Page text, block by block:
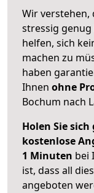
Wir verstehen,
stressig
helfen, sich
machen zu
haben
Ihnen ohne
Bochum nach
Holen Sie
kostenlose
1 Minuten bei
ist, dass all
angeboten